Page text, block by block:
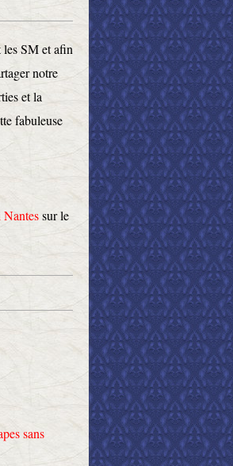
SM et afin
notre
et la
fabuleuse
sur le
sans